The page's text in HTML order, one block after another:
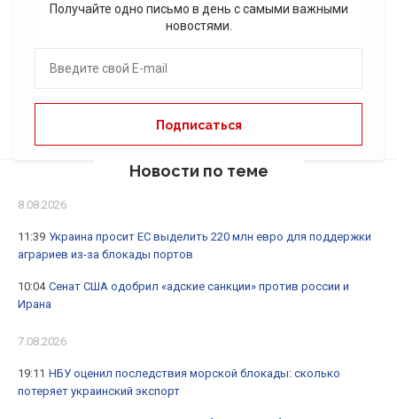
Получайте одно письмо в день с самыми важными
новостями.
Новости по теме
8.08.2026
11:39 Украина просит ЕС выделить 220 млн евро для поддержки
аграриев из-за блокады портов
10:04 Сенат США одобрил «адские санкции» против россии и
Ирана
7.08.2026
19:11 НБУ оценил последствия морской блокады: сколько
потеряет украинский экспорт